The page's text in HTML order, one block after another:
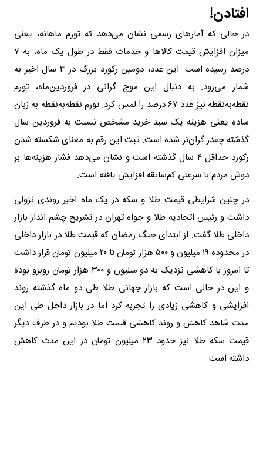
افتادن!
در حالی که آمارهای رسمی نشان می‌دهد که تورم ماهانه، یعنی
میزان افزایش قیمت کالاها و خدمات فقط در طول یک ماه، به ۷
درصد رسیده است. این عدد، دومین رکورد بزرگ در ۳ سال اخیر به
شمار می‌رود. به دنبال این موج گرانی در فروردین‌ماه، تورم
نقطه‌به‌نقطه نیز عدد ۶۷ درصد را لمس کرد. تورم نقطه‌به‌نقطه به زبان
ساده یعنی هزینه یک سبد خرید مشخص نسبت به فروردین سال
گذشته چقدر گران‌تر شده است. ثبت این رقم به معنای شکسته شدن
رکورد حداقل ۴ سال گذشته است و نشان می‌دهد فشار هزینه‌ها بر
دوش مردم با سرعتی کم‌سابقه افزایش یافته است.
در چنین شرایطی قیمت طلا و سکه در یک ماه اخیر روندی نزولی
داشت و رئیس اتحادیه طلا و جواه تهران در تشریح چشم انداز بازار
داخلی طلا گفت: از ابتدای جنگ رمضان که قیمت طلا در بازار داخلی
در محدوده ۱۹ میلیون و ۵۰۰ هزار تومان تا ۲۰ میلیون تومان قرار داشت
تا امروز با کاهشی نزدیک به دو میلیون و ۳۰۰ هزار تومان روبرو بوده
و این در حالی است که بازار جهانی طلا طی دو ماه گذشته روند
افزایشی و کاهشی زیادی را تجربه کرد اما در بازار داخل طی این
مدت شاهد کاهش و روند کاهشی قیمت طلا بودیم و در طرف دیگر
قیمت سکه طلا نیز حدود ۲۳ میلیون تومان در این مدت کاهش
داشته است.